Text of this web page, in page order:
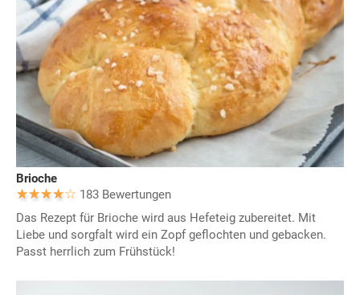
Brioche
183 Bewertungen
Das Rezept für Brioche wird aus Hefeteig zubereitet. Mit
Liebe und sorgfalt wird ein Zopf geflochten und gebacken.
Passt herrlich zum Frühstück!